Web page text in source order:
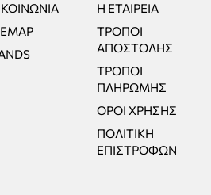
Η ΕΤΑΙΡΕΊΑ
ΤΡΌΠΟΙ
ΑΠΟΣΤΟΛΉΣ
ΤΡΌΠΟΙ
ΠΛΗΡΩΜΉΣ
ΌΡΟΙ ΧΡΉΣΗΣ
ΠΟΛΙΤΙΚΉ
ΕΠΙΣΤΡΟΦΏΝ